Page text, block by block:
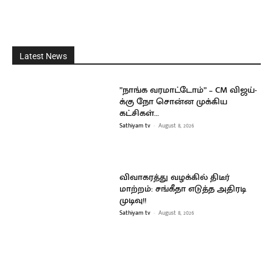
Latest News
”நாங்க வரமாட்டோம்” – CM விஜய்-
க்கு நோ சொன்ன முக்கிய
கட்சிகள்…
Sathiyam tv - August 8, 2026
விவாகரத்து வழக்கில் திடீர்
மாற்றம்: சங்கீதா எடுத்த அதிரடி
முடிவு!!
Sathiyam tv - August 8, 2026